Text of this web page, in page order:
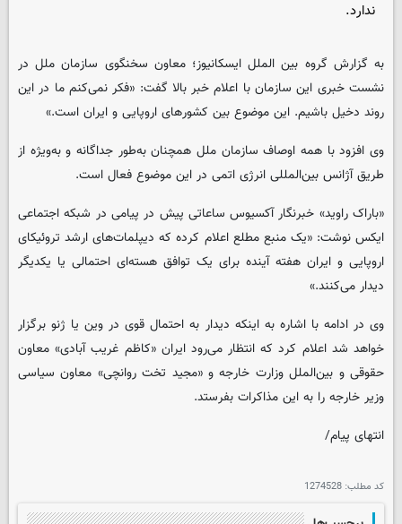
ندارد.
به گزارش گروه بین الملل ایسکانیوز؛ معاون سخنگوی سازمان ملل در
نشست خبری این سازمان با اعلام خبر بالا گفت: «فکر نمی‌کنم ما در این
روند دخیل باشیم. این موضوع بین کشورهای اروپایی و ایران است.»
وی افزود با همه اوصاف سازمان ملل همچنان به‌طور جداگانه و به‌ویژه از
طریق آژانس بین‌المللی انرژی اتمی در این موضوع فعال است.
«باراک راوید» خبرنگار آکسیوس ساعاتی پیش در پیامی در شبکه اجتماعی
ایکس نوشت: «یک منبع مطلع اعلام کرده که دیپلمات‌های ارشد تروئیکای
اروپایی و ایران هفته آینده برای یک توافق هسته‌ای احتمالی یا یکدیگر
دیدار می‌کنند.»
وی در ادامه با اشاره به اینکه دیدار به احتمال قوی در وین یا ژنو برگزار
خواهد شد اعلام کرد که انتظار می‌رود ایران «کاظم غریب آبادی» معاون
حقوقی و بین‌الملل وزارت خارجه و «مجید تخت روانچی» معاون سیاسی
وزیر خارجه را به این مذاکرات بفرستد.
انتهای پیام/
کد مطلب: 1274528